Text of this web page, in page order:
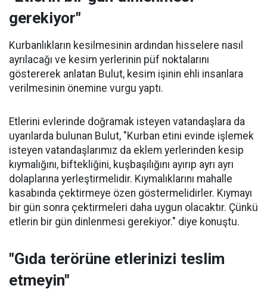
gerekiyor"
Kurbanlıkların kesilmesinin ardından hisselere nasıl
ayrılacağı ve kesim yerlerinin püf noktalarını
göstererek anlatan Bulut, kesim işinin ehli insanlara
verilmesinin önemine vurgu yaptı.
Etlerini evlerinde doğramak isteyen vatandaşlara da
uyarılarda bulunan Bulut, "Kurban etini evinde işlemek
isteyen vatandaşlarımız da eklem yerlerinden kesip
kıymalığını, biftekliğini, kuşbaşılığını ayırıp ayrı ayrı
dolaplarına yerleştirmelidir. Kıymalıklarını mahalle
kasabında çektirmeye özen göstermelidirler. Kıymayı
bir gün sonra çektirmeleri daha uygun olacaktır. Çünkü
etlerin bir gün dinlenmesi gerekiyor." diye konuştu.
"Gıda terörüne etlerinizi teslim
etmeyin"